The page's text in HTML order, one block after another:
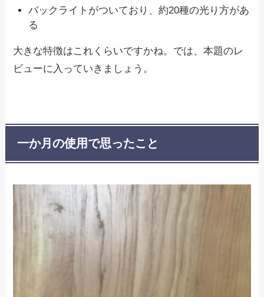
バックライトがついており、約20種の光り方があ
る
大きな特徴はこれくらいですかね。では、本題のレ
ビューに入っていきましょう。
一か月の使用で思ったこと